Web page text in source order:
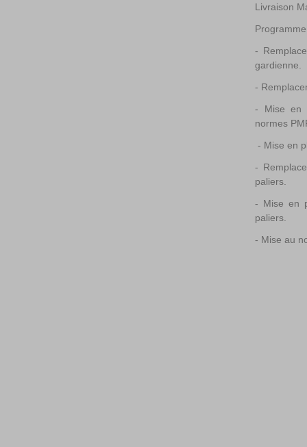
Livraison
-
gardienne.
-
- Mise en
normes
- Mise en
-
paliers.
- Mise en
paliers.
- Mise au